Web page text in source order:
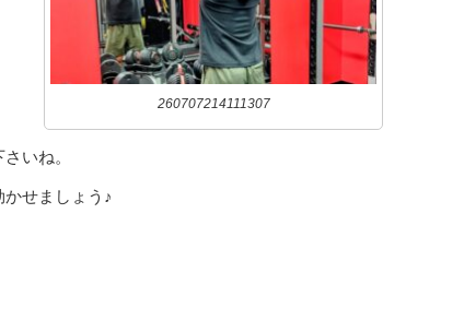
260707214111307
いね。
せましょう♪